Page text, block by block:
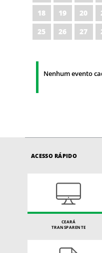
18
19 20
25
26 27
Nenhum evento
ACESSO RÁPIDO
CEARÁ
TRANSPARENTE